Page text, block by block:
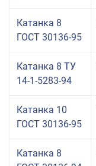
Катанка 8
ГОСТ 30136-95
Катанка 8 ТУ
14-1-5283-94
Катанка 10
ГОСТ 30136-95
Катанка 8